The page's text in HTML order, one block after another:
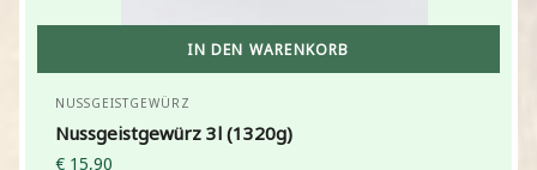
IN DEN WARENKORB
NUSSGEISTGEWÜRZ
Nussgeistgewürz 3l (1320g)
€ 15,90